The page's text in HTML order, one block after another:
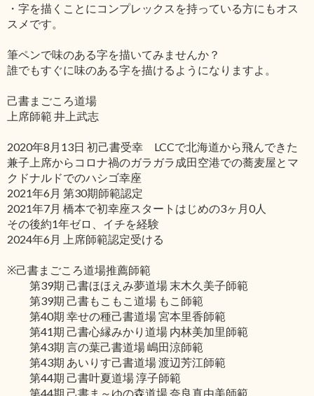
・字を描くことにコンプレックスを持っている方にもオス
スメです。
筆ペンで味のある字を描いてみませんか？
誰でもすぐに味のある字を描けるようになりますよ。
己書まごころ道場
上席師範 井上武志
2020年8月13日 初己書受幸 LCCで北海道から飛んできた
兼子上席からコロナ禍のガラガラ成田空港での蕎麦屋とマ
クドナルドでのハシゴ幸座
2021年6月 第30期師範認定
2021年7月 橋本で初幸座スタートはじめの3ヶ月0人
その後約1年ゼロ、イチを経験
2024年6月 上席師範認定受ける
※己書まごころ道場推薦師範
第39期 己書ほほえみ夢道場 末木久美子師範
第39期 己書もこもこ道場 もこ師範
第40期 幸せの種己書道場 宮本里香師範
第41期 己書心縁みかり道場 内林美加里師範
第43期 言の葉己書道場 嶋田涼師範
第43期 あいりす己書道場 渡辺芳江師範
第44期 己書叶夏道場 淳子師範
第44期 己書ま～ゆの森道場 奈良真由美師範